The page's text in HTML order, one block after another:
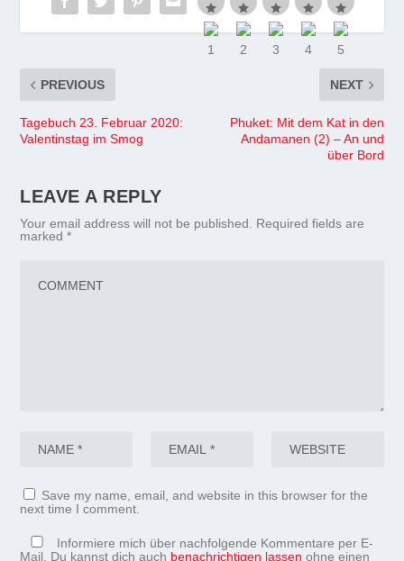
PREVIOUS
Tagebuch 23. Februar 2020:
Valentinstag im Smog
NEXT
Phuket: Mit dem Kat in den
Andamanen (2) – An und
über Bord
LEAVE A REPLY
Your email address will not be published. Required fields are
marked*
Save my name, email, and website in this browser for the
next time I comment.
Informiere mich über nachfolgende Kommentare per E-
Mail. Du kannst dich auch benachrichtigen lassen ohne einen